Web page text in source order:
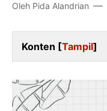
Entertainment
Oleh Pida Alandrian
Konten [Tampil]